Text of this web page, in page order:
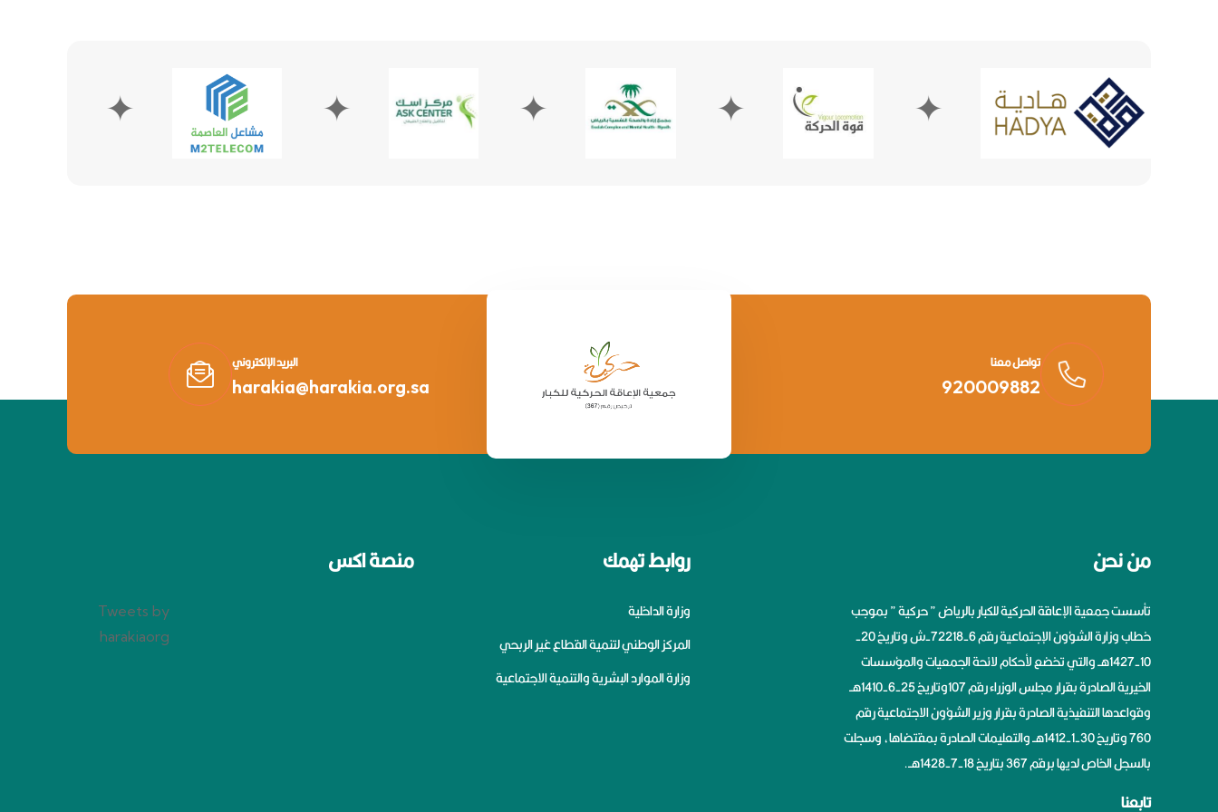
✦ ✦ ✦ ✦
تواصل معنا
920009882
البريد الإلكتروني
harakia@harakia.org.sa
من نحن
تأسست جمعية الإعاقة الحركية للكبار بالرياض ” حركية ” بموجب
خطاب وزارة الشؤون الإجتماعية رقم 6-72218-ش وتاريخ 20-
10-1427هــ والتي تخضع لأحكام لائحة الجمعيات والمؤسسات
الخيرية الصادرة بقرار مجلس الوزراء رقم 107وتاريخ 25-6-1410هــ
وقواعدها التنفيذية الصادرة بقرار وزير الشؤون الاجتماعية رقم
760 وتاريخ 30-1-1412هــ والتعليمات الصادرة بمقتضاها، وسجلت
بالسجل الخاص لديها برقم 367 بتاريخ 18-7-1428هــ.
تابعنا
روابط تهمك
وزارة الداخلية
المركز الوطني لتنمية القطاع غير الربحي
وزارة الموارد البشرية والتنمية الاجتماعية
منصة اكس
Tweets by
harakiaorg